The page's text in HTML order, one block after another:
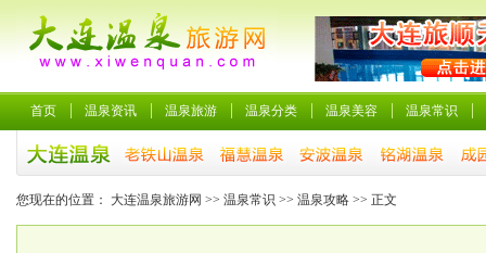
首页 温泉资讯 温泉旅游 温泉分类 温泉美容 温泉常识
您现在的位置： 大连温泉旅游网 >> 温泉常识 >> 温泉攻略 >> 正文